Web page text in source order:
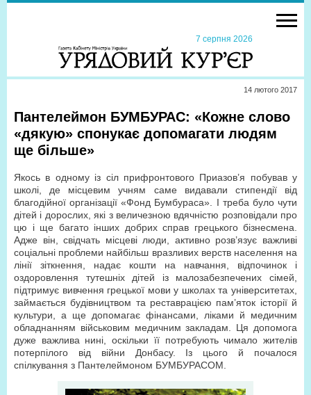
7 серпня 2026
14 лютого 2017
Пантелеймон БУМБУРАС: «Кожне слово
«дякую» спонукає допомагати людям
ще більше»
Якось в одному із сіл прифронтового Приазов’я побував у
школі, де місцевим учням саме видавали стипендії від
благодійної організації «Фонд Бумбураса». І треба було чути
дітей і дорослих, які з величезною вдячністю розповідали про
цю і ще багато інших добрих справ грецького бізнесмена.
Адже він, свідчать місцеві люди, активно розв’язує важливі
соціальні проблеми найбільш вразливих верств населення на
лінії зіткнення, надає кошти на навчання, відпочинок і
оздоровлення тутешніх дітей із малозабезпечених сімей,
підтримує вивчення грецької мови у школах та університетах,
займається будівництвом та реставрацією пам’яток історії й
культури, а ще допомагає фінансами, ліками й медичним
обладнанням військовим медичним закладам. Ця допомога
дуже важлива нині, оскільки її потребують чимало жителів
потерпілого від війни Донбасу. Із цього й почалося
спілкування з Пантелеймоном БУМБУРАСОМ.